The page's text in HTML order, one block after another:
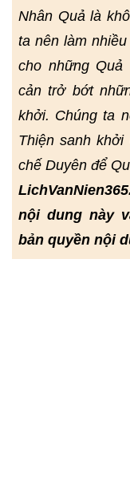
Nhân Quả là
ta nên làm
cho những Quả
cản trở bớt
khởi. Chúng ta
Thiện sanh
chế Duyên để
nội dung này
bản quyền nội